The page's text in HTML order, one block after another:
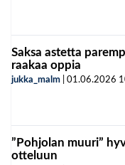
Saksa astetta
raakaa oppia
jukka_malm 01.06.2026
”Pohjolan muuri”
otteluun